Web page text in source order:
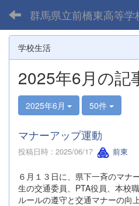
群馬県立前橋東高等学
学校生活
2025年6月の記
2025年6月 50件
マナーアップ運動
投稿日時 : 2025/06/17 前東
６月１３日に、県下一斉のマナ
生の交通委員、PTA役員、本校
ルールの遵守と交通マナーの向